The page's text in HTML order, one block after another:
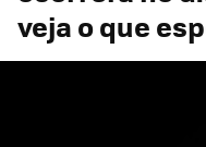
veja o que